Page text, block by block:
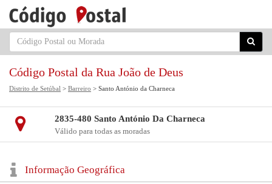
Código Postal da Rua João de Deus
Distrito de Setúbal > Barreiro > Santo António da Charneca
2835-480 Santo António Da Charneca
Válido para todas as moradas
Informação Geográfica